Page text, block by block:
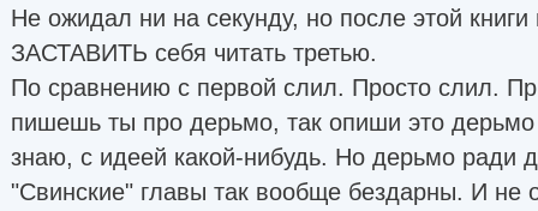
Не ожидал ни на секунду, но после этой
ЗАСТАВИТЬ себя читать третью.
По сравнению с первой слил. Просто слил.
пишешь ты про дерьмо, так опиши это дерьмо
знаю, с идеей какой-нибудь. Но дерьмо ради
"Свинские" главы так вообще бездарны. И не